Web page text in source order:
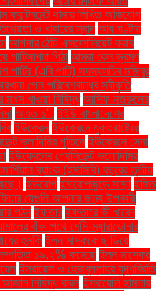
থানায় লিখিত অভিযোগ
ও খাবারের স্বাদ আধ ঘণ্টায়
আপনার ঠোঁট এক্সফোলিয়েট করার
পাটিসাপটা পিঠা আমরা কেন ভ্রমণ
পার্টির (এবি পার্টি) সদস্যসচিব মজিবুর
পেল পরিবেশবান্ধব স্বীকৃতি
খাওয়া নিষিদ্ধ আসিফ নজরুলের
আহত ১". ইইউ বাংলাদেশের
ইউক্রেন ইউক্রেনে যুক্তরাষ্ট্রের
ভ্লাদিমির পুতিনে ইউক্রেনে সেনা
ইউক্রেনের প্রেসিডেন্ট ভলোদিমির
ব্যাংক (ইউসিবি) বছরের তৃতীয়
ইউরোপ ইউরোপজুড়ে সাড়া ইঙ্গিত
যেগুলি আপনার জন্য উপকারী
গঠন ইফতার ইফতারে কী খাবেন
বাঁকা পথে মেসি-ম্যারাডোনার
হুমকি ইলন মাস্ককে ছাড়িয়ে
১৯.২% কমেছে ইলন মাস্কের
ইসরায়েল ও হেজবুল্লাহর যুদ্ধবিরতি
আজান নিষিদ্ধ করল ইসরায়েলি হামলায়